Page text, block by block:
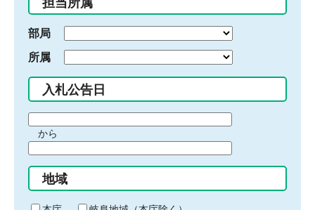
力
部局
所属
入札公告日
間
始
り
から
間
終
地域